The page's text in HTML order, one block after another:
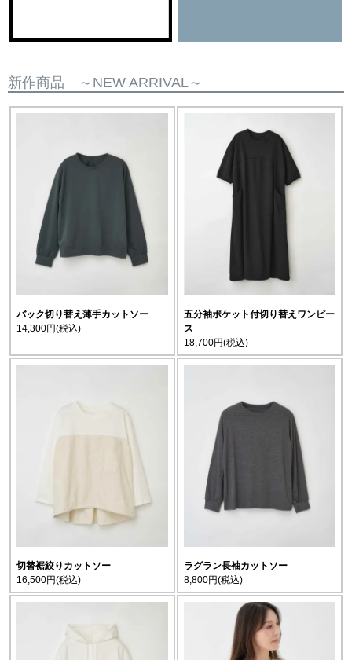
新作商品 ～NEW ARRIVAL～
バック切り替え薄手カットソー
14,300円(税込)
五分袖ポケット付切り替えワンピー
ス
18,700円(税込)
切替裾絞りカットソー
16,500円(税込)
ラグラン長袖カットソー
8,800円(税込)